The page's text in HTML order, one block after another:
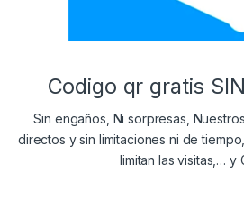
Codigo qr gratis
Sin engaños, Ni sorpresas,
directos y sin limitaciones ni de
limitan las visitas,… y